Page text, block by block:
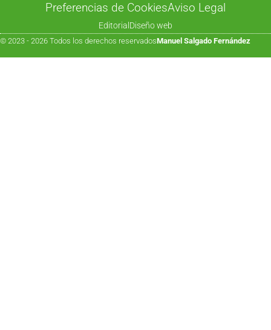
Preferencias de CookiesAviso Legal
Editorial Diseño web
© 2023 - 2026 Todos los derechos reservadosManuel Salgado Fernández